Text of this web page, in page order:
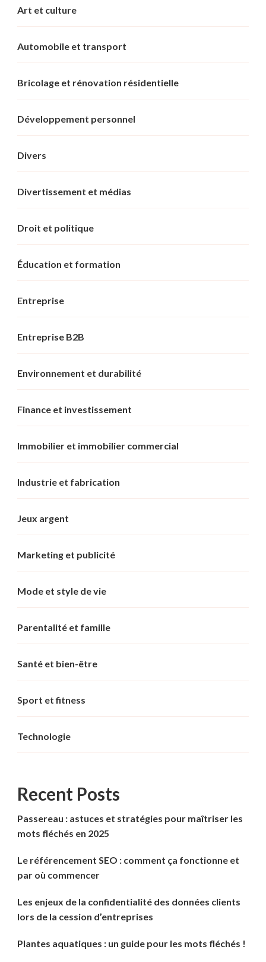
Art et culture
Automobile et transport
Bricolage et rénovation résidentielle
Développement personnel
Divers
Divertissement et médias
Droit et politique
Éducation et formation
Entreprise
Entreprise B2B
Environnement et durabilité
Finance et investissement
Immobilier et immobilier commercial
Industrie et fabrication
Jeux argent
Marketing et publicité
Mode et style de vie
Parentalité et famille
Santé et bien-être
Sport et fitness
Technologie
Recent Posts
Passereau : astuces et stratégies pour maîtriser les
mots fléchés en 2025
Le référencement SEO : comment ça fonctionne et
par où commencer
Les enjeux de la confidentialité des données clients
lors de la cession d’entreprises
Plantes aquatiques : un guide pour les mots fléchés !